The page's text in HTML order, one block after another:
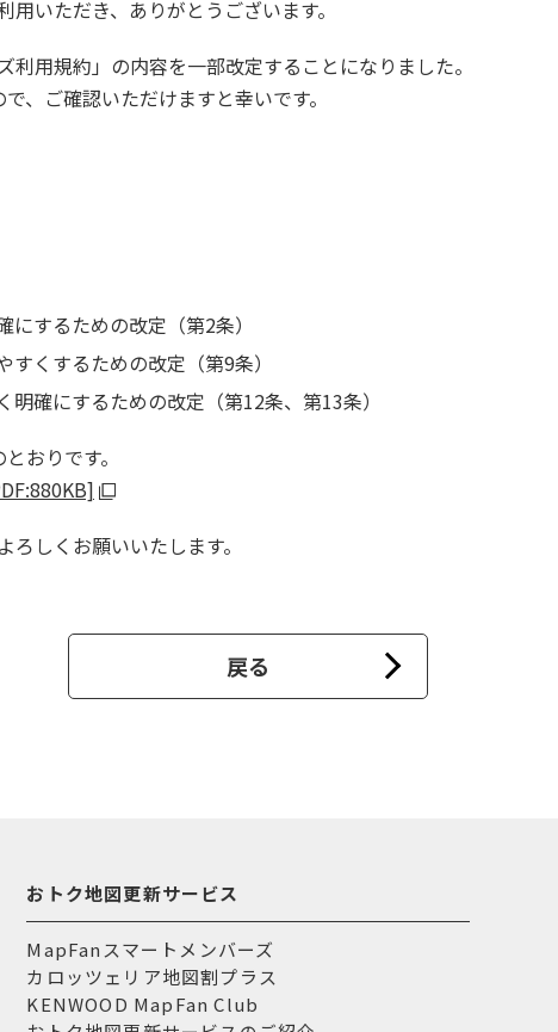
いただき、ありがとうございます。
利用規約」の内容を一部改定することになりました。
、ご確認いただけますと幸いです。
するための改定（第2条）
くするための改定（第9条）
確にするための改定（第12条、第13条）
おりです。
しくお願いいたします。
戻る
おトク地図更新サービス
MapFanスマートメンバーズ
カロッツェリア地図割プラス
KENWOOD MapFan Club